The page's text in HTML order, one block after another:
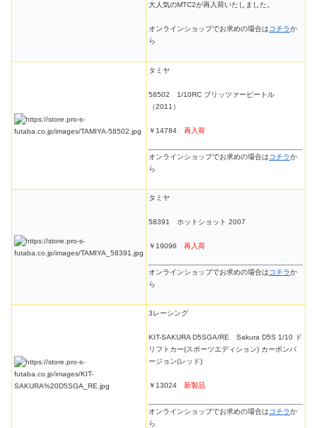
大人気のMTC2が再入荷いたしました。
オンラインショップでお求めの場合はコチラか
ら
タミヤ
58502 1/10RC ブリッツァービートル
（2011）
￥14784 再入荷
オンラインショップでお求めの場合はコチラか
ら
タミヤ
58391 ホットショット 2007
￥19096 再入荷
オンラインショップでお求めの場合はコチラか
ら
3レーシング
KIT-SAKURA D5SGA/RE Sakura D5S 1/10 ド
リフトカー(スポーツエディション) カーボンバ
ージョン(レッド)
￥13024 新製品
オンラインショップでお求めの場合はコチラか
ら